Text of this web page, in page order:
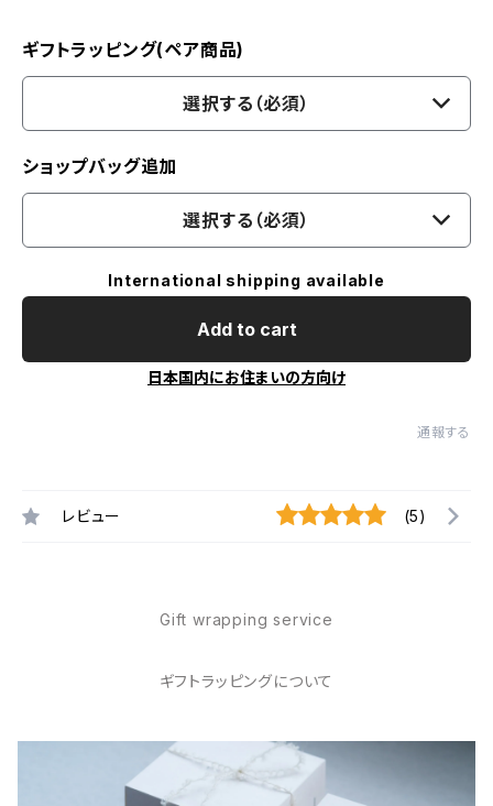
ギフトラッピング(ペア商品)
選択する（必須）
ショップバッグ追加
選択する（必須）
International shipping available
Add to cart
日本国内にお住まいの方向け
通報する
レビュー (5)
Gift wrapping service
ギフトラッピングについて